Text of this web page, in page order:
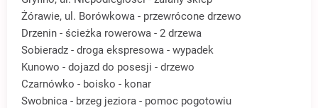
Żórawie, ul. Borówkowa - przewrócone drzewo
Drzenin - ścieżka rowerowa - 2 drzewa
Sobieradz - droga ekspresowa - wypadek
Kunowo - dojazd do posesji - drzewo
Czarnówko - boisko - konar
Swobnica - brzeg jeziora - pomoc pogotowiu